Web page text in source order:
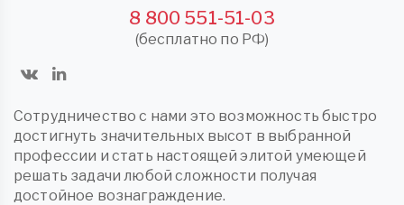
8 800 551-51-03
(бесплатно по РФ)
Сотрудничество с нами это возможность быстро
достигнуть значительных высот в выбранной
профессии и стать настоящей элитой умеющей
решать задачи любой сложности получая
достойное вознаграждение.